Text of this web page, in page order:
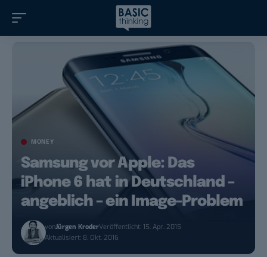
MONEY
Samsung vor Apple: Das
iPhone 6 hat in Deutschland –
angeblich – ein Image-Problem
vonJürgen KroderVeröffentlicht: 15. Apr. 2015
Aktualisiert: 8. Okt. 2016